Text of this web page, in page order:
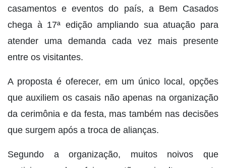
casamentos e eventos do país, a Bem Casados
chega à 17ª edição ampliando sua atuação para
atender uma demanda cada vez mais presente
entre os visitantes.
A proposta é oferecer, em um único local, opções
que auxiliem os casais não apenas na organização
da cerimônia e da festa, mas também nas decisões
que surgem após a troca de alianças.
Segundo a organização, muitos noivos que